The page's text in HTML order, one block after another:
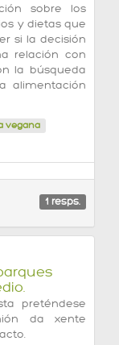
sobre los
y dietas que
si la decisión
relación con
la búsqueda
alimentación
vegana
1 resps.
preténdese
da xente